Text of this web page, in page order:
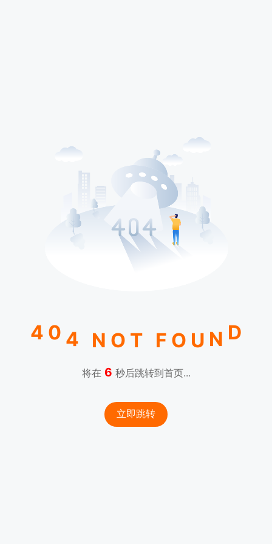
4 0 4 N O T F O U N D
将在 6 秒后跳转到首页...
立即跳转